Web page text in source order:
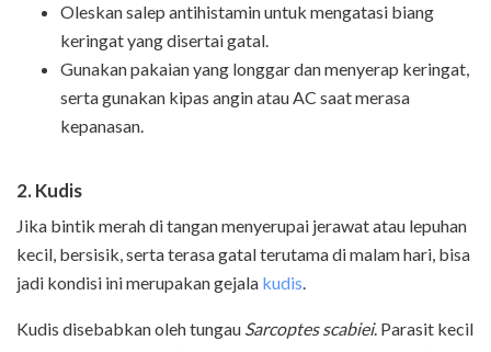
Oleskan salep antihistamin untuk mengatasi biang
keringat yang disertai gatal.
Gunakan pakaian yang longgar dan menyerap keringat,
serta gunakan kipas angin atau AC saat merasa
kepanasan.
2. Kudis
Jika bintik merah di tangan menyerupai jerawat atau lepuhan
kecil, bersisik, serta terasa gatal terutama di malam hari, bisa
jadi kondisi ini merupakan gejala kudis.
Kudis disebabkan oleh tungau Sarcoptes scabiei. Parasit kecil